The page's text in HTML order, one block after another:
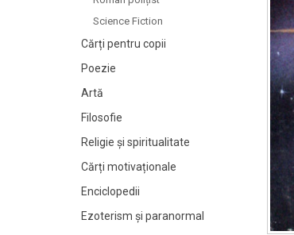
Science Fiction
Cărți pentru copii
Poezie
Artă
Filosofie
Religie și spiritualitate
Cărți motivaționale
Enciclopedii
Ezoterism și paranormal